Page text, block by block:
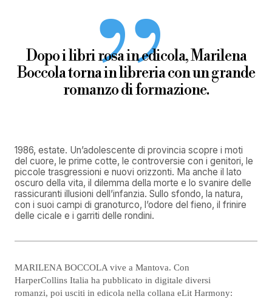
Dopo i libri rosa in edicola, Marilena
Boccola torna in libreria con un grande
romanzo di formazione.
1986, estate. Un’adolescente di provincia scopre i moti
del cuore, le prime cotte, le controversie con i genitori, le
piccole trasgressioni e nuovi orizzonti. Ma anche il lato
oscuro della vita, il dilemma della morte e lo svanire delle
rassicuranti illusioni dell’infanzia. Sullo sfondo, la natura,
con i suoi campi di granoturco, l’odore del fieno, il frinire
delle cicale e i garriti delle rondini.
MARILENA BOCCOLA vive a Mantova. Con
HarperCollins Italia ha pubblicato in digitale diversi
romanzi, poi usciti in edicola nella collana eLit Harmony: